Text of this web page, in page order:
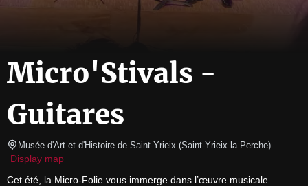
Micro'Stivals -
Guitares
Musée d'Art et d'Histoire de Saint-Yrieix (Saint-Yrieix la Perche)
Display map
Cet été, la Micro-Folie vous immerge dans l’œuvre musicale